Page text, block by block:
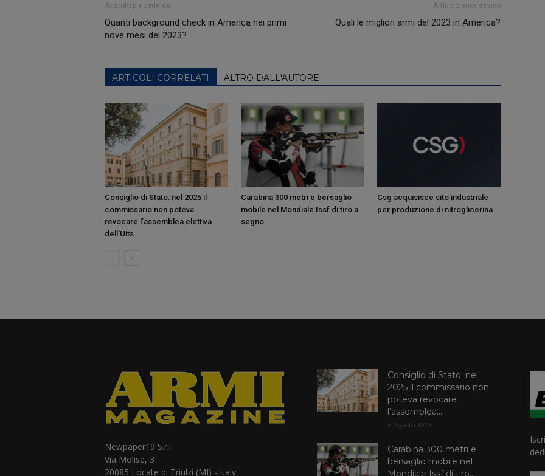
Articolo precedente
Quanti background check in America nei primi
nove mesi del 2023?
Articolo successivo
Quali le migliori armi del 2023 in America?
ARTICOLI CORRELATI ALTRO DALL'AUTORE
Consiglio di Stato: nel 2025 il
commissario non poteva
revocare l’assemblea elettiva
dell’Uits
Carabina 300 metri e bersaglio
mobile nel Mondiale Issf di tiro a
segno
Csg acquisisce sito industriale
per produzione di nitroglicerina
Newpaper19 S.r.l.
Via Molise, 3
20085 Locate di Triulzi (MI) - Italy
Consiglio di Stato: nel
2025 il commissario non
poteva revocare
l’assemblea...
5 Agosto 2026
Carabina 300 metri e
bersaglio mobile nel
Mondiale Issf di tiro...